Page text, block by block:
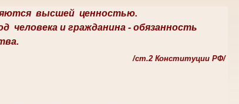
высшей ценностью.
человека и гражданина - обязанность
/ст.2 Конституции РФ/